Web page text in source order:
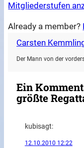
Mitgliederstufen
Already a member?
Carsten
Der Mann von der
Ein
größte
kubisagt:
12.10.2010 12:22